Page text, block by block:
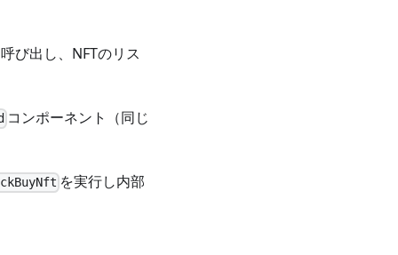
び出し、NFTのリス
コンポーネント（同じ
を実行し内部